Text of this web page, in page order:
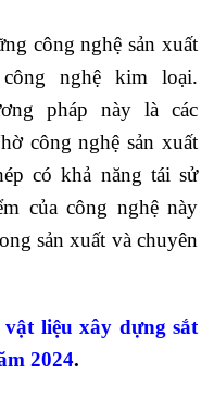
công nghệ sản xuất
nghệ kim loại.
pháp này là các
công nghệ sản xuất
có khả năng tái sử
của công nghệ này
sản xuất và chuyên
liệu xây dựng sắt
2024.